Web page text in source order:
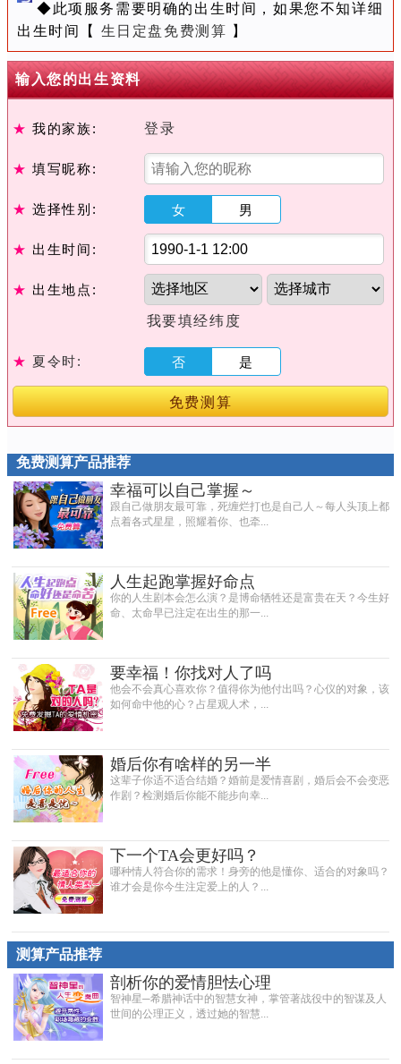
◆此项服务需要明确的出生时间，如果您不知详细
出生时间【 生日定盘免费测算 】
输入您的出生资料
★我的家族: 登录
★填写昵称:
★选择性别: 女 男
★ 出生时间:
★ 出生地点:
我要填经纬度
★ 夏令时: 否 是
免费测算
免费测算产品推荐
幸福可以自己掌握～
跟自己做朋友最可靠，死缠烂打也是自己人～每人头顶上都
点着各式星星，照耀着你、也牵...
人生起跑掌握好命点
你的人生剧本会怎么演？是博命牺牲还是富贵在天？今生好
命、太命早已注定在出生的那一...
要幸福！你找对人了吗
他会不会真心喜欢你？值得你为他付出吗？心仪的对象，该
如何命中他的心？占星观人术，...
婚后你有啥样的另一半
这辈子你适不适合结婚？婚前是爱情喜剧，婚后会不会变恶
作剧？检测婚后你能不能步向幸...
下一个TA会更好吗？
哪种情人符合你的需求！身旁的他是懂你、适合的对象吗？
谁才会是你今生注定爱上的人？...
测算产品推荐
剖析你的爱情胆怯心理
智神星─希腊神话中的智慧女神，掌管著战役中的智谋及人
世间的公理正义，透过她的智慧...